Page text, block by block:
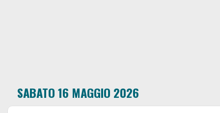
SABATO 16 MAGGIO 2026